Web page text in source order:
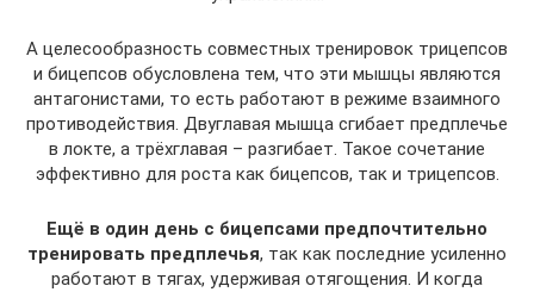
А целесообразность совместных тренировок трицепсов
и бицепсов обусловлена тем, что эти мышцы являются
антагонистами, то есть работают в режиме взаимного
противодействия. Двуглавая мышца сгибает предплечье
в локте, а трёхглавая – разгибает. Такое сочетание
эффективно для роста как бицепсов, так и трицепсов.
Ещё в один день с бицепсами предпочтительно
тренировать предплечья, так как последние усиленно
работают в тягах, удерживая отягощения. И когда